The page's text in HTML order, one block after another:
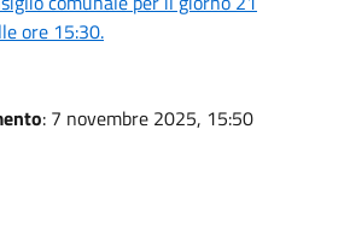
ore 15:30.
: 7 novembre 2025, 15:50